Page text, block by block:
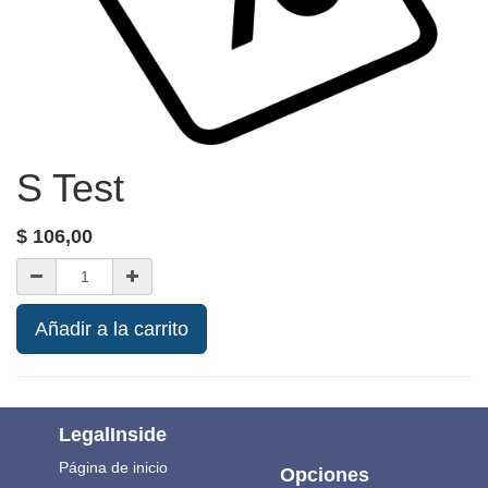
S Test
$ 106,00
Añadir a la carrito
LegalInside
Página de inicio Opciones